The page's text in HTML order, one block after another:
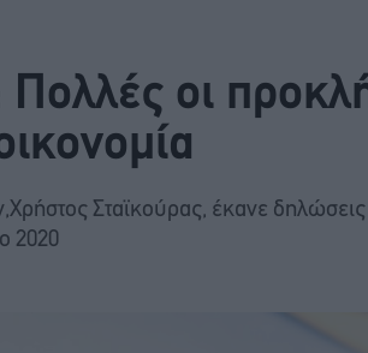
Πολλές οι
Σταϊκούρας, έκανε
2020